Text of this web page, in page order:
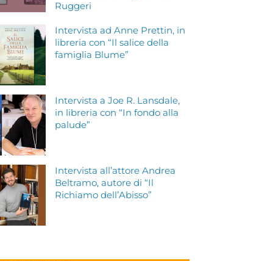
Ruggeri
Intervista ad Anne Prettin, in
libreria con “Il salice della
famiglia Blume”
Intervista a Joe R. Lansdale,
in libreria con “In fondo alla
palude”
Intervista all’attore Andrea
Beltramo, autore di “Il
Richiamo dell’Abisso”